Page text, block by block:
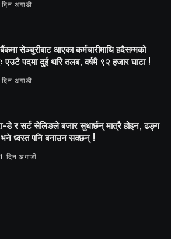
दिन अगाडी
सेञ्चुरीबाट आएका कर्मचारीमाथि हदैसम्मको
एउटै पदमा दुई थरि तलब, वर्षमै ९२ हजार घाटा !
अगाडी
डे र सर्ट सेलिङले बजार सुधार्छन् मात्रै होइन, ढङ्ग
ध्वस्त पनि बनाउन सक्छन् !
दिन अगाडी